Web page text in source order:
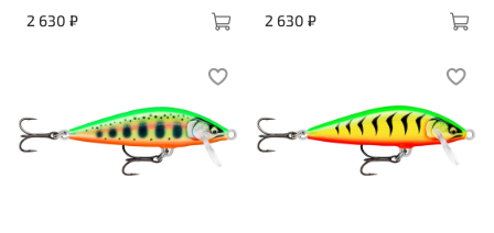
2 630 ₽
2 630 ₽